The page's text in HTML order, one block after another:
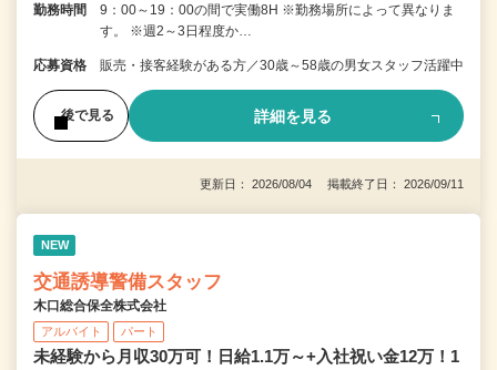
勤務時間
9：00～19：00の間で実働8H ※勤務場所によって異なりま
す。 ※週2～3日程度か…
応募資格 販売・接客経験がある方／30歳～58歳の男女スタッフ活躍中
後で見る 詳細を見る
更新日： 2026/08/04 掲載終了日： 2026/09/11
NEW
交通誘導警備スタッフ
木口総合保全株式会社
アルバイト パート
未経験から月収30万可！日給1.1万～+入社祝い金12万！1